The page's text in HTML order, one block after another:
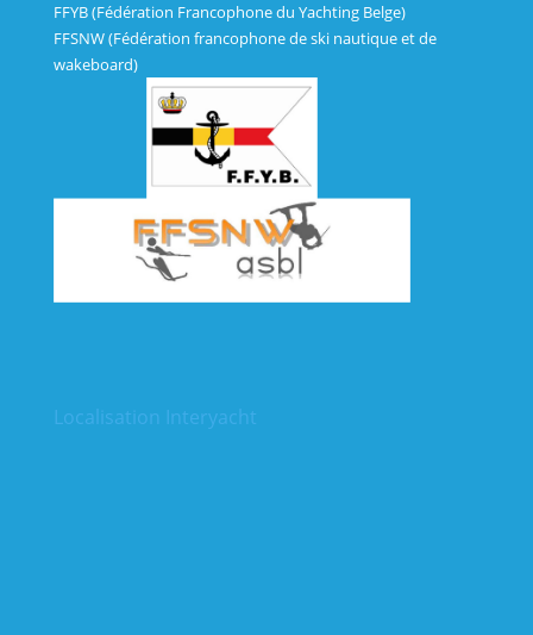
FFYB (Fédération Francophone du Yachting Belge)
FFSNW (Fédération francophone de ski nautique et de
wakeboard)
Localisation Interyacht